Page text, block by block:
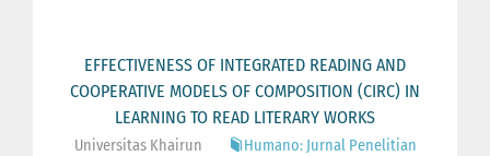
EFFECTIVENESS OF INTEGRATED READING AND
COOPERATIVE MODELS OF COMPOSITION (CIRC) IN
LEARNING TO READ LITERARY WORKS
Universitas Khairun
Humano: Jurnal Penelitian